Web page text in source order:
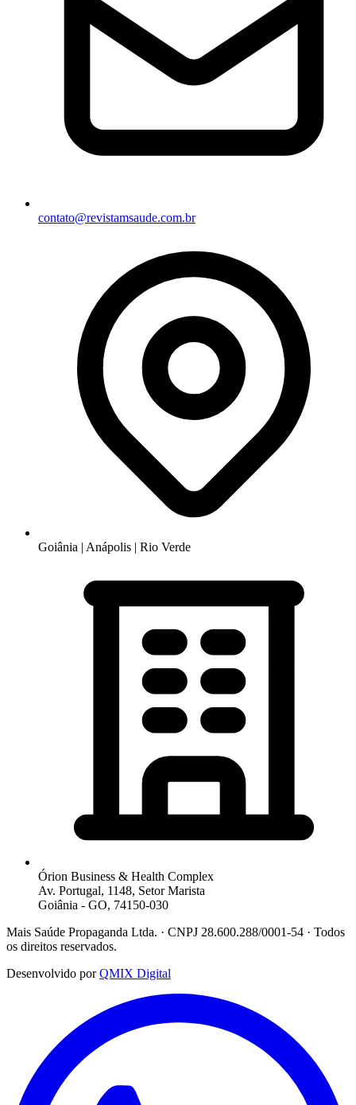
contato@revistamsaude.com.br
Goiânia | Anápolis | Rio Verde
Órion Business & Health Complex
Av. Portugal, 1148, Setor Marista
Goiânia - GO, 74150-030
Mais Saúde Propaganda Ltda. · CNPJ 28.600.288/0001-54 · Todos
os direitos reservados.
Desenvolvido por QMIX Digital